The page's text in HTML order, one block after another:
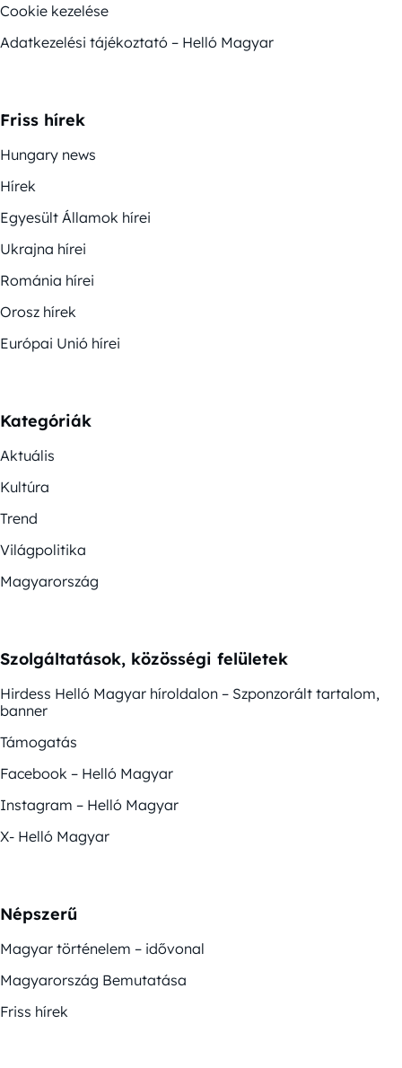
Cookie kezelése
Adatkezelési tájékoztató – Helló Magyar
Friss hírek
Hungary news
Hírek
Egyesült Államok hírei
Ukrajna hírei
Románia hírei
Orosz hírek
Európai Unió hírei
Kategóriák
Aktuális
Kultúra
Trend
Világpolitika
Magyarország
Szolgáltatások, közösségi felületek
Hirdess Helló Magyar híroldalon – Szponzorált tartalom,
banner
Támogatás
Facebook – Helló Magyar
Instagram – Helló Magyar
X- Helló Magyar
Népszerű
Magyar történelem – idővonal
Magyarország Bemutatása
Friss hírek